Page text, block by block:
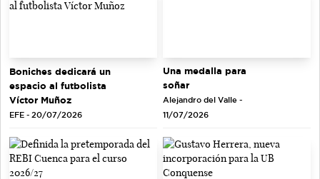
Boniches dedicará un
espacio al futbolista
Víctor Muñoz
EFE - 20/07/2026
Una medalla para
soñar
Alejandro del Valle -
11/07/2026